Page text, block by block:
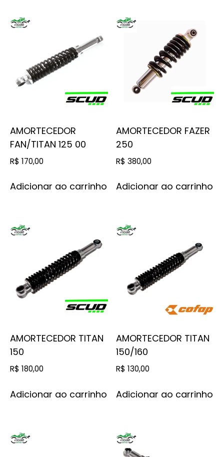
AMORTECEDOR
FAN/TITAN 125 00
R$ 170,00
Adicionar ao carrinho
AMORTECEDOR FAZER
250
R$ 380,00
Adicionar ao carrinho
AMORTECEDOR TITAN
150
R$ 180,00
Adicionar ao carrinho
AMORTECEDOR TITAN
150/160
R$ 130,00
Adicionar ao carrinho